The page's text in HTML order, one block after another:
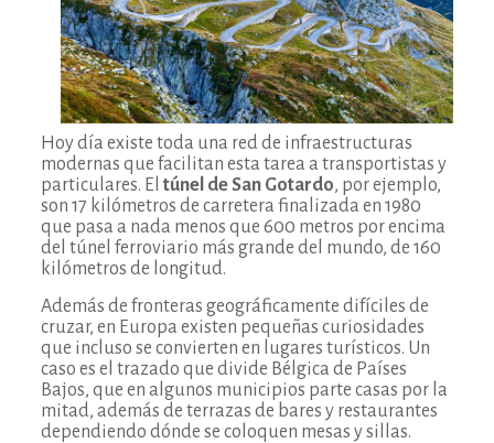
Hoy día existe toda una red de infraestructuras
modernas que facilitan esta tarea a transportistas y
particulares. El túnel de San Gotardo, por ejemplo,
son 17 kilómetros de carretera finalizada en 1980
que pasa a nada menos que 600 metros por encima
del túnel ferroviario más grande del mundo, de 160
kilómetros de longitud.
Además de fronteras geográficamente difíciles de
cruzar, en Europa existen pequeñas curiosidades
que incluso se convierten en lugares turísticos. Un
caso es el trazado que divide Bélgica de Países
Bajos, que en algunos municipios parte casas por la
mitad, además de terrazas de bares y restaurantes
dependiendo dónde se coloquen mesas y sillas.